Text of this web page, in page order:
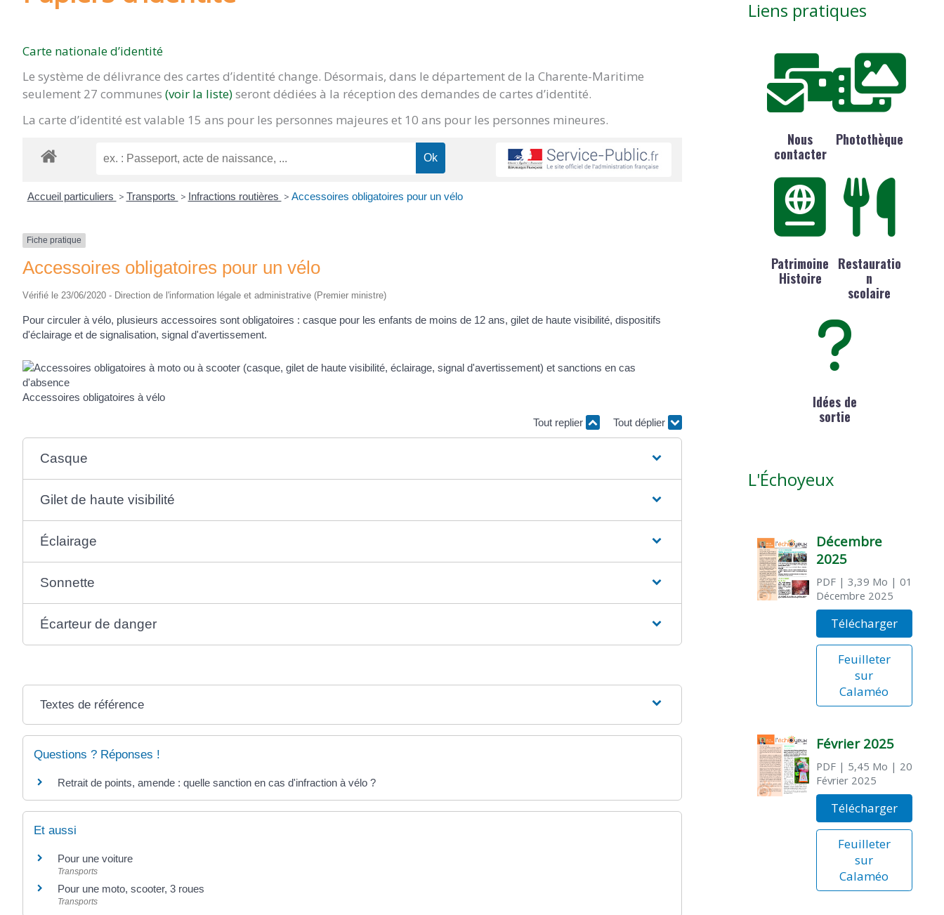
Carte nationale d’identité
Le système de délivrance des cartes d’identité change. Désormais, dans le département de la Charente-Maritime
seulement 27 communes (voir la liste)seront dédiées à la réception des demandes de cartes d’identité.
La carte d’identité est valable 15 ans pour les personnes majeures et 10 ans pour les personnes mineures.
Accueil particuliers > Transports > Infractions routières > Accessoires obligatoires pour un vélo
Fiche pratique
Accessoires obligatoires pour un vélo
Vérifié le 23/06/2020 - Direction de l'information légale et administrative (Premier ministre)
Pour circuler à vélo, plusieurs accessoires sont obligatoires : casque pour les enfants de moins de 12 ans, gilet de haute visibilité, dispositifs
d'éclairage et de signalisation, signal d'avertissement.
Accessoires obligatoires à vélo
Tout replier Tout déplier
Casque
Gilet de haute visibilité
Éclairage
Sonnette
Écarteur de danger
Textes de référence
Questions ? Réponses !
Retrait de points, amende : quelle sanction en cas d'infraction à vélo ?
Et aussi
Pour une voiture
Transports
Pour une moto, scooter, 3 roues
Transports
Liens pratiques
Nous
contacter
Photothèque
Patrimoine
Histoire
Restauratio
n
scolaire
Idées de
sortie
L'Échoyeux
Décembre
2025
PDF| 3,39 Mo | 01
Décembre 2025
Télécharger
Feuilleter
sur
Calaméo
Février 2025
PDF| 5,45 Mo | 20
Février 2025
Télécharger
Feuilleter
sur
Calaméo